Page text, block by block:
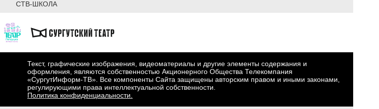
СТВ-ШКОЛА
Текст, графические изображения, видеоматериалы и другие элементы содержания и
оформления, являются собственностью Акционерного Общества Телекомпания
«СургутИнформ-ТВ». Все компоненты Сайта защищены авторским правом и иными законами,
регулирующими права интеллектуальной собственности.
Политика конфиденциальности.